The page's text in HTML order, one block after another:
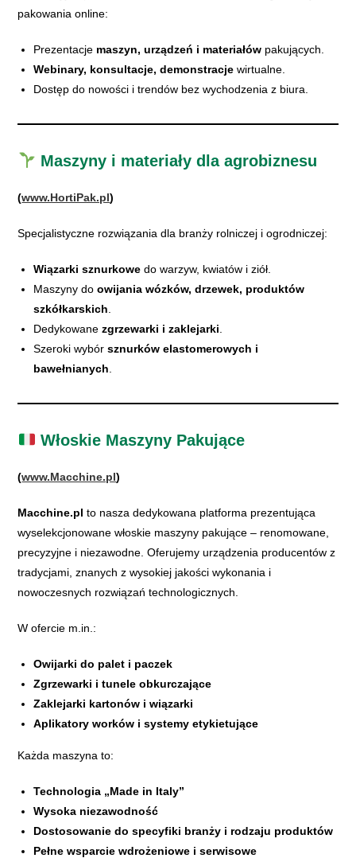
pakowania online:
Prezentacje maszyn, urządzeń i materiałów pakujących.
Webinary, konsultacje, demonstracje wirtualne.
Dostęp do nowości i trendów bez wychodzenia z biura.
Maszyny i materiały dla agrobiznesu
(www.HortiPak.pl)
Specjalistyczne rozwiązania dla branży rolniczej i ogrodniczej:
Wiązarki sznurkowe do warzyw, kwiatów i ziół.
Maszyny doowijania wózków, drzewek, produktów
szkółkarskich
Dedykowanezgrzewarki i zaklejarki
Szeroki wybórsznurków elastomerowych i
bawełnianych
Włoskie Maszyny Pakujące
(www.Macchine.pl)
Macchine.pl to nasza dedykowana platforma prezentująca
wyselekcjonowane włoskie maszyny pakujące – renomowane,
precyzyjne i niezawodne. Oferujemy urządzenia producentów z
tradycjami, znanych z wysokiej jakości wykonania i
nowoczesnych rozwiązań technologicznych.
W ofercie m.in.:
Owijarki do palet i paczek
Zgrzewarki i tunele obkurczające
Zaklejarki kartonów i wiązarki
Aplikatory worków i systemy etykietujące
Każda maszyna to:
Technologia „Made in Italy”
Wysoka niezawodność
Dostosowanie do specyfiki branży i rodzaju produktów
Pełne wsparcie wdrożeniowe i serwisowe